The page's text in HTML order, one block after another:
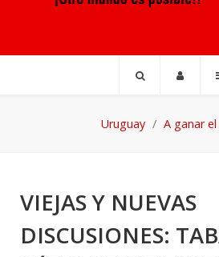
Uruguay A ganar
VIEJAS Y NUEVAS
DISCUSIONES: